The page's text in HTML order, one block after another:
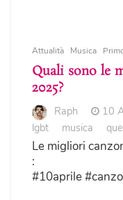
Attualità Musica
Quali sono le
2025?
Raph 10
lgbt
musica
Le migliori
:
#10aprile